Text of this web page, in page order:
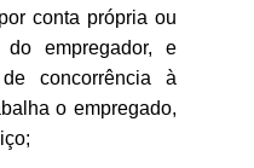
conta própria ou
empregador, e
concorrência à
o empregado,